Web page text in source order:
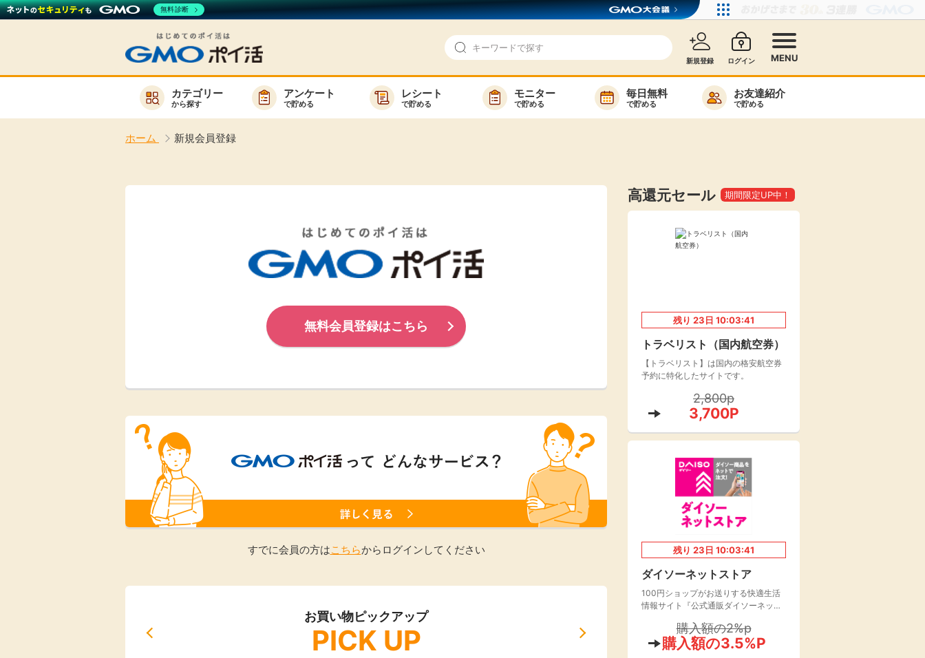
新規登録 ログイン MENU
お知らせ
新着
モニター
ヘルプセンター
カテゴリー
から探す
アンケート
で貯める
レシート
で貯める
モニター
で貯める
毎日無料
で貯める
お友達紹介
で貯める
ホーム 新規会員登録
サービスから検索
楽天証券
340P
楽天ビューティ
購入額の0.7%P
楽天24
購入額の1%P 購入額の1%P 購入額の1%P
楽天toto【無料利
楽天レシピ
100P
カテゴリーから検索
アンケート レシ活
ポイ活
お得情報
（貯まる・使えるお店）
キャンペーン
情報
無料会員登録はこちら
すでに会員の方はこちらからログインしてください
お買い物ピックアップ
PICK UP
高還元セール 期間限定UP中！
残り 23日 10:03:41
トラベリスト（国内航空券）
【トラベリスト】は国内の格安航空券
予約に特化したサイトです。
2,800p
3,700P
残り 23日 10:03:41
ダイソーネットストア
100円ショップがお送りする快適生活
情報サイト『公式通販ダイソーネット
購入額の2%p
購入額の3.5%P
無料診断